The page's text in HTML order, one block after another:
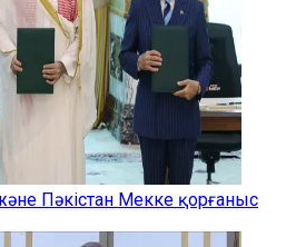
Пәкістан Мекке қорғаныс